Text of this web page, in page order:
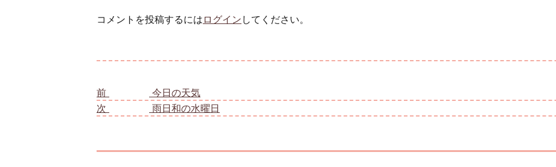
コメントを投稿するには ログイン してください。
前
今日の天気
次
雨日和の水曜日